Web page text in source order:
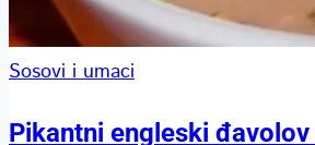
Sosovi i umaci
Pikantni engleski